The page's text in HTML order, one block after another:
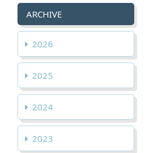
ARCHIVE
2026
2025
2024
2023